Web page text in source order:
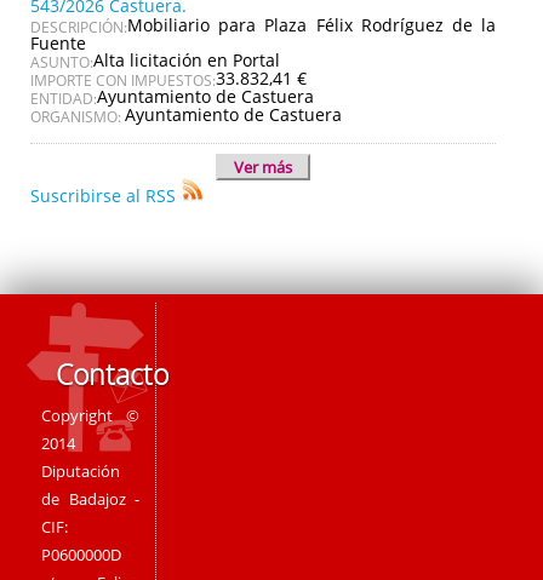
543/2026 Castuera.
DESCRIPCIÓN:Mobiliario para Plaza Félix Rodríguez de la
Fuente
ASUNTO:Alta licitación en Portal
IMPORTE CON IMPUESTOS:33.832,41 €
ENTIDAD:Ayuntamiento de Castuera
ORGANISMO: Ayuntamiento de Castuera
Ver más
Suscribirse al RSS
Contacto
Copyright ©
2014
Diputación
de Badajoz -
CIF:
P0600000D